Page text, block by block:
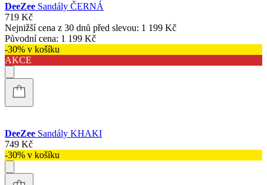
DeeZee Sandály ČERNÁ
719 Kč
Nejnižší cena z 30 dnů před slevou: 1 199 Kč
Původní cena: 1 199 Kč
-30% v košíku
AKCE
DeeZee Sandály KHAKI
749 Kč
-30% v košíku